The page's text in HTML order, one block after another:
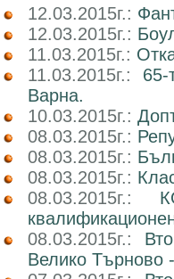
12.03.2015г.:
12.03.2015г.:
11.03.2015г.:
11.03.2015г.:
Варна.
10.03.2015г.:
08.03.2015г.:
08.03.2015г.:
08.03.2015г.:
08.03.2015г.:
08.03.2015г.:
Велико Търново